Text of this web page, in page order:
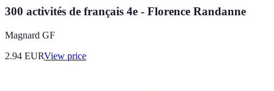
300 activités de français 4e - Florence Randanne
Magnard GF
2.94 EURView price